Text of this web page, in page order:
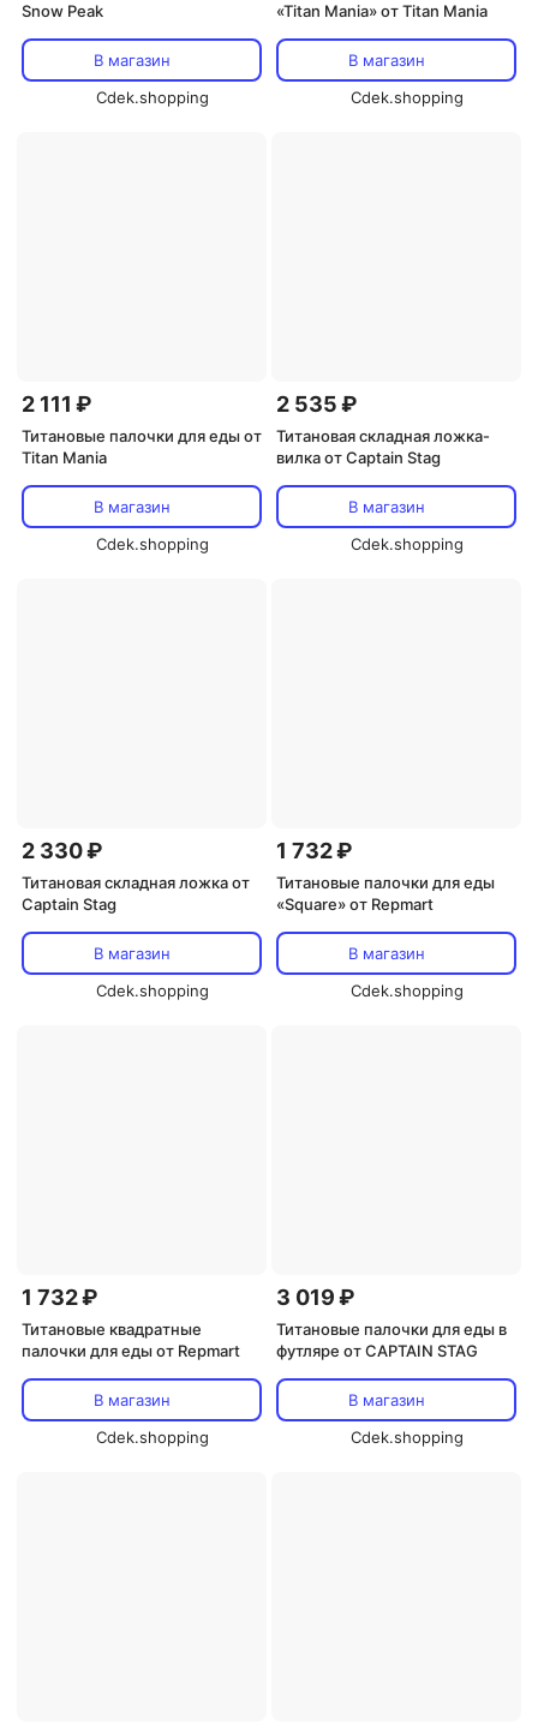
Snow Peak
В магазин
Cdek.shopping
«Titan Mania» от Titan Mania
В магазин
Cdek.shopping
2 111 ₽
Титановые палочки для еды от
Titan Mania
В магазин
Cdek.shopping
2 535 ₽
Титановая складная ложка-
вилка от Captain Stag
В магазин
Cdek.shopping
2 330 ₽
Титановая складная ложка от
Captain Stag
В магазин
Cdek.shopping
1 732 ₽
Титановые палочки для еды
«Square» от Repmart
В магазин
Cdek.shopping
1 732 ₽
Титановые квадратные
палочки для еды от Repmart
В магазин
Cdek.shopping
3 019 ₽
Титановые палочки для еды в
футляре от CAPTAIN STAG
В магазин
Cdek.shopping